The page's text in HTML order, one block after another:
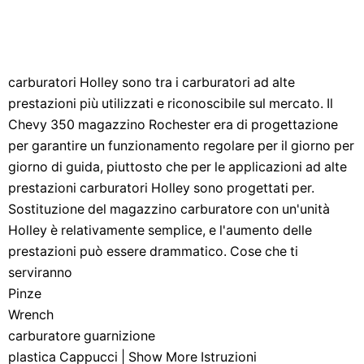
carburatori Holley sono tra i carburatori ad alte
prestazioni più utilizzati e riconoscibile sul mercato. Il
Chevy 350 magazzino Rochester era di progettazione
per garantire un funzionamento regolare per il giorno per
giorno di guida, piuttosto che per le applicazioni ad alte
prestazioni carburatori Holley sono progettati per.
Sostituzione del magazzino carburatore con un'unità
Holley è relativamente semplice, e l'aumento delle
prestazioni può essere drammatico. Cose che ti
serviranno
Pinze
Wrench
carburatore guarnizione
plastica Cappucci | Show More Istruzioni